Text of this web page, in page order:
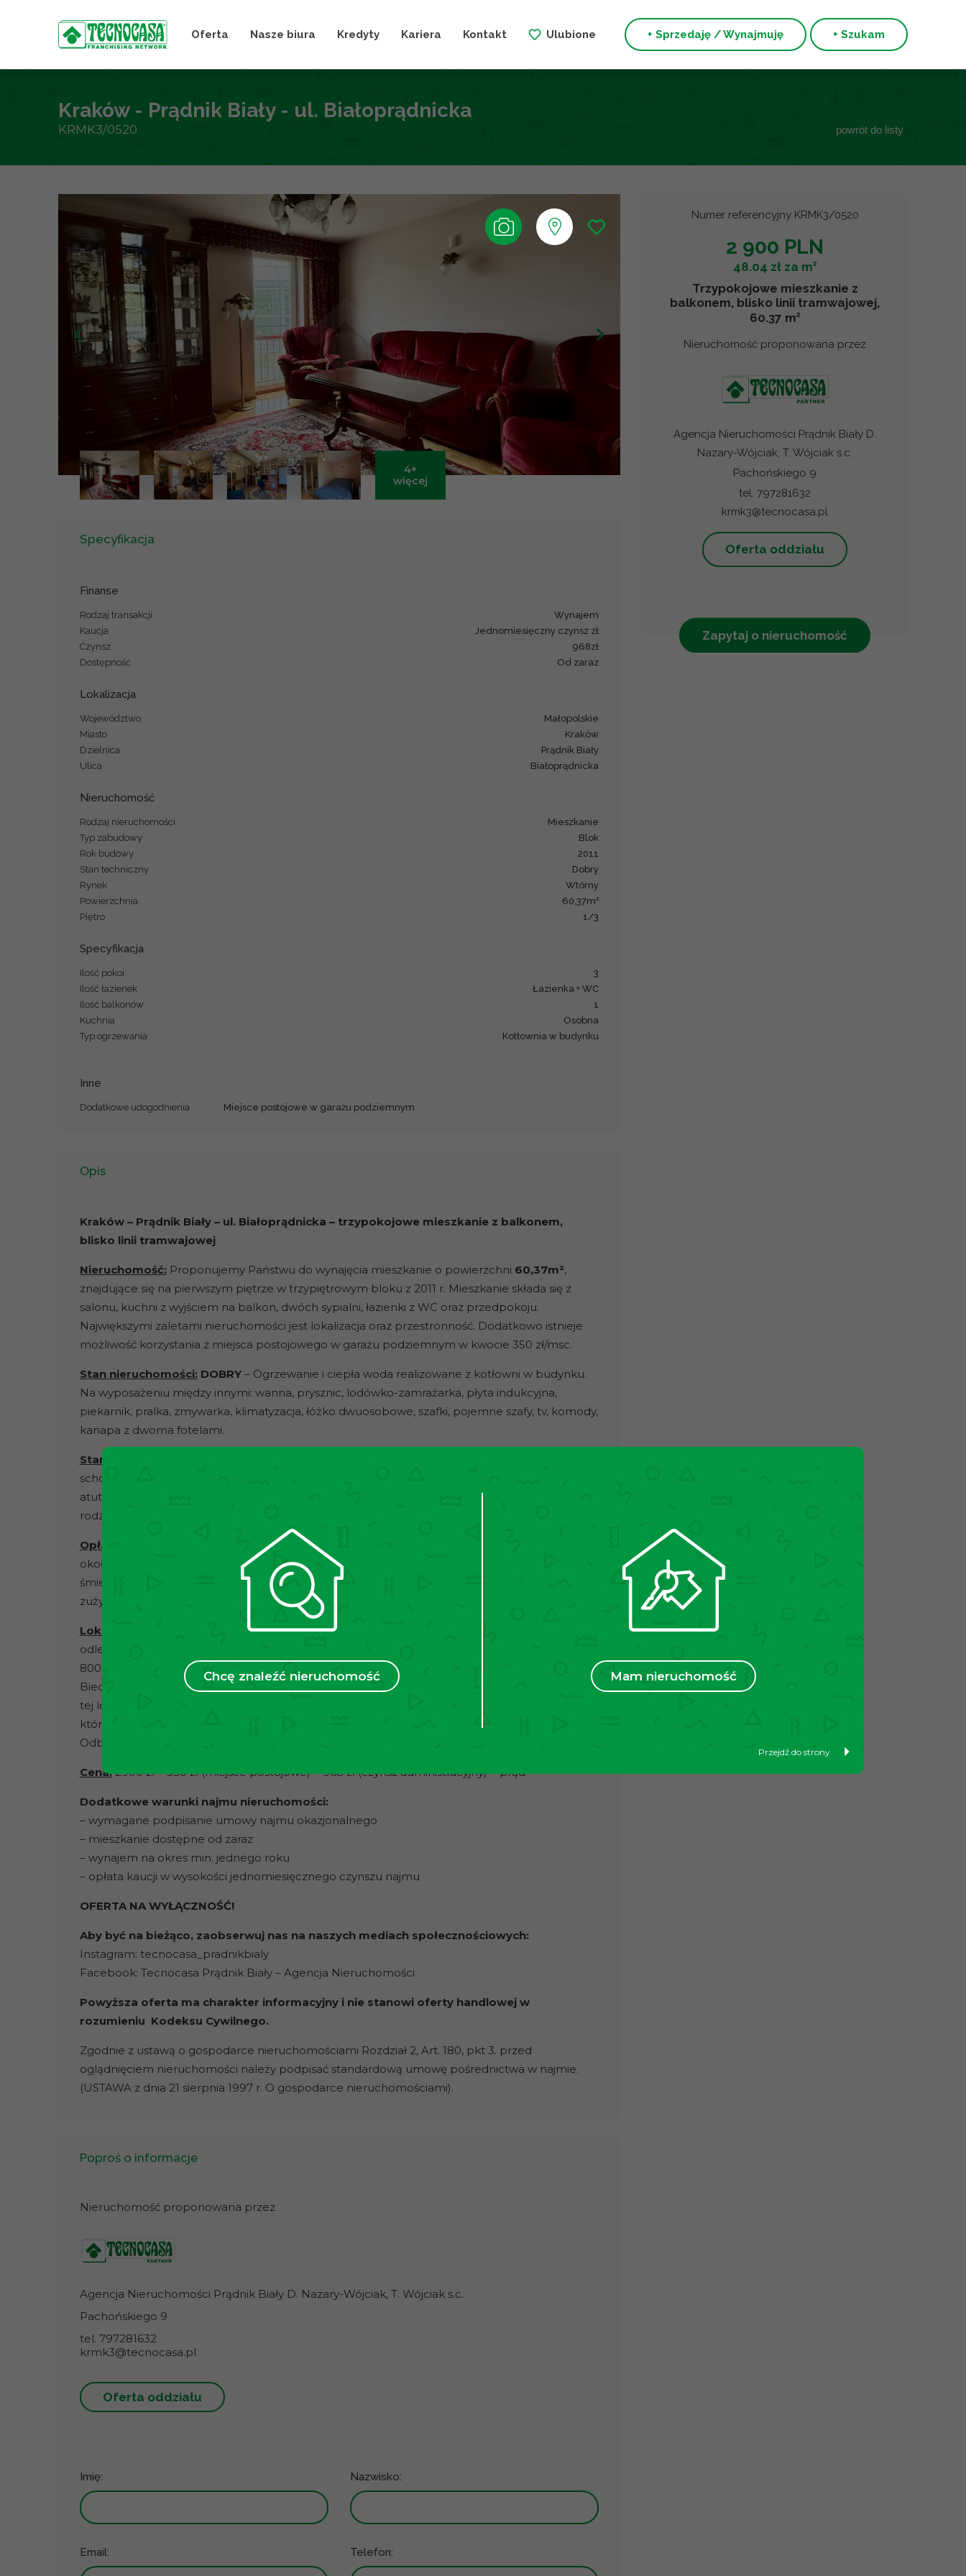
Chcę znaleźć nieruchomość Mam nieruchomość
Przejdź do strony
Oferta Nasze biura Kredyty Kariera Kontakt Ulubione + Sprzedaję / Wynajmuję + Szukam
Kraków - Prądnik Biały - ul. Białoprądnicka
KRMK3/0520 powrót do listy
Numer referencyjny KRMK3/0520
2 900 PLN
48.04 zł za m2
Trzypokojowe mieszkanie z
balkonem, blisko linii tramwajowej,
60.37 m2
Nieruchomość proponowana przez
Agencja Nieruchomości Prądnik Biały D.
Nazary-Wójciak, T. Wójciak s.c.
Pachońskiego 9
tel. 797281632
krmk3@tecnocasa.pl
Oferta oddziału
Zapytaj o nieruchomość
4+
więcej
+
−
Leaflet |©OpenStreetMap
Specyfikacja
Finanse
Rodzaj transakcji
wynajem
Kaucja
Jednomiesięczny czynsz zł
Czynsz
968zł
Dostępność
od zaraz
Lokalizacja
Województwo
małopolskie
Miasto
Kraków
Dzielnica
Prądnik Biały
Ulica
Białoprądnicka
Nieruchomość
Rodzaj nieruchomości
mieszkanie
Typ zabudowy
blok
Rok budowy
2011
Stan techniczny
Dobry
Rynek
Wtórny
Powierzchnia
60,37m2
Piętro 1/3
Specyfikacja
Ilość pokoi
3
Ilość łazienek
łazienka + WC
Ilość balkonów
1
Kuchnia
Osobna
Typ ogrzewania
Kotłownia w budynku
Inne
Dodatkowe udogodnienia Miejsce postojowe w garażu podziemnym
Opis
Kraków – Prądnik Biały – ul. Białoprądnicka – trzypokojowe mieszkanie z balkonem,
blisko linii tramwajowej
Nieruchomość:Proponujemy Państwu do wynajęcia mieszkanie o powierzchni 60,37m²,
znajdujące się na pierwszym piętrze w trzypiętrowym bloku z 2011 r. Mieszkanie składa się z
salonu, kuchni z wyjściem na balkon, dwóch sypialni, łazienki z WC oraz przedpokoju.
Największymi zaletami nieruchomości jest lokalizacja oraz przestronność. Dodatkowo istnieje
możliwość korzystania z miejsca postojowego w garażu podziemnym w kwocie 350 zł/msc.
Stan nieruchomości: DOBRY– Ogrzewanie i ciepła woda realizowane z kotłowni w budynku.
Na wyposażeniu między innymi: wanna, prysznic, lodówko-zamrażarka, płyta indukcyjna,
piekarnik, pralka, zmywarka, klimatyzacja, łóżko dwuosobowe, szafki, pojemne szafy, tv, komody,
kanapa z dwoma fotelami.
Stan budynku:
schodowa jest zadbana, a przy wejściu do budynku znajduje się domofon. Dodatkowym
atutem jest przedszkole mieszczące się na parterze, co stanowi wygodne rozwiązanie dla
rodzin z dziećmi.
Opłaty:
Czynsz administracyjny w przypadku dwóch osób zgłoszonych do administracji wynosi
około
a w nim zawarte są: zaliczka na zimną wodę, ciepłą wodę, ogrzewanie, wywóz
śmieci, utrzymanie części wspólnych, fundusz remontowy. Dodatkowo płatny prąd według
zużycia.
Lokalizacja:
W najbliższej lokalizacji znajduje się przystanek tramwajowy „Białoprądnicka” (w
odległości 240m) – linie 18 i 50 oraz przystanek autobusowy „Pachońskiego P+R” (w odległości
800 m) – linia 144. Dodatkowo w okolicy zlokalizowane są liczne sklepy spożywcze: Żabka, Lidl,
Biedronka. Nieopodal restauracja włoska oraz tajska, a także KFC i McDonald’s. Sporym atutem
tej lokalizacji jest również bliska odległość do parku Białoprądnickiego im. T.Kościuszki, w
którym zlokalizowane jest Centrum Kultury Dworek Białoprądnicki (w odległości 100m).
Odbywają się tam różne aktywności jak: zajęcia yogi, wystawy, koncerty, zajęcia teatralne.
Cena:2900 zł + 350 zł (miejsce postojowe) + 968 zł (czynsz administracyjny) + prąd
Dodatkowe warunki najmu nieruchomości:
– wymagane podpisanie umowy najmu okazjonalnego
– mieszkanie dostępne od zaraz
– wynajem na okres min. jednego roku
– opłata kaucji w wysokości jednomiesięcznego czynszu najmu
OFERTA NA WYŁĄCZNOŚĆ!
Aby być na bieżąco, zaobserwuj nas na naszych mediach społecznościowych:
Instagram: tecnocasa_pradnikbialy
Facebook: Tecnocasa Prądnik Biały – Agencja Nieruchomości
Powyższa oferta ma charakter informacyjny i nie stanowi oferty handlowej w
rozumieniu Kodeksu Cywilnego.
Zgodnie z ustawą o gospodarce nieruchomościami Rozdział 2, Art. 180, pkt 3. przed
oglądnięciem nieruchomości należy podpisać standardową umowę pośrednictwa w najmie.
(USTAWA z dnia 21 sierpnia 1997 r. O gospodarce nieruchomościami).
Poproś o informacje
Nieruchomość proponowana przez
Agencja Nieruchomości Prądnik Biały D. Nazary-Wójciak, T. Wójciak s.c.
Pachońskiego 9
tel. 797281632
krmk3@tecnocasa.pl
Oferta oddziału
Imię: Nazwisko:
Email: Telefon: